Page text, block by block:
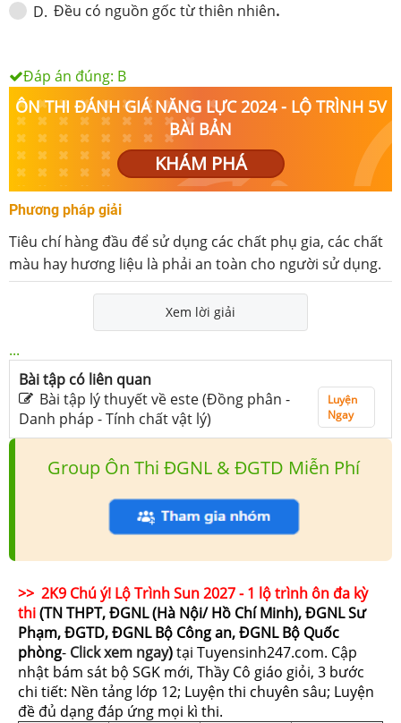
D. Đều có nguồn gốc từ thiên nhiên.
Đáp án đúng: B
ÔN THI ĐÁNH GIÁ NĂNG LỰC 2024 - LỘ TRÌNH 5V
BÀI BẢN
KHÁM PHÁ
Phương pháp giải
Tiêu chí hàng đầu để sử dụng các chất phụ gia, các chất
màu hay hương liệu là phải an toàn cho người sử dụng.
Xem lời giải
...
Bài tập có liên quan
Bài tập lý thuyết về este (Đồng phân -
Danh pháp - Tính chất vật lý)
Luyện
Ngay
Group Ôn Thi ĐGNL & ĐGTD Miễn Phí
>> 2K9 Chú ý! Lộ Trình Sun 2027 - 1 lộ trình ôn đa kỳ
thi(TN THPT, ĐGNL (Hà Nội/ Hồ Chí Minh), ĐGNL Sư
Phạm, ĐGTD, ĐGNL Bộ Công an, ĐGNL Bộ Quốc
phòng- Click xem ngay)tại Tuyensinh247.com. Cập
nhật bám sát bộ SGK mới, Thầy Cô giáo giỏi, 3 bước
chi tiết: Nền tảng lớp 12; Luyện thi chuyên sâu; Luyện
đề đủ dạng đáp ứng mọi kì thi.